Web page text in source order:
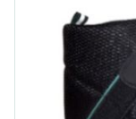
Profondeur
Quantité Du
Paquet